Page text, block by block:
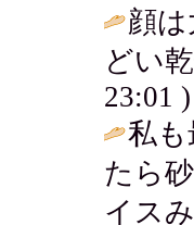
顔
どい
23:01 )
私
たら
イス